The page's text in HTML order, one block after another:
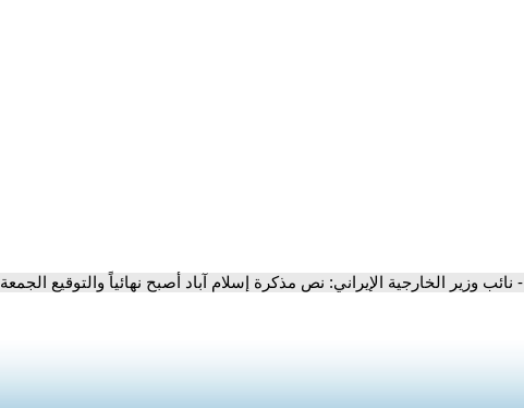
- نائب وزير الخارجية الإيراني: نص مذكرة إسلام آباد أصبح نهائياً والتوقيع الجمعة